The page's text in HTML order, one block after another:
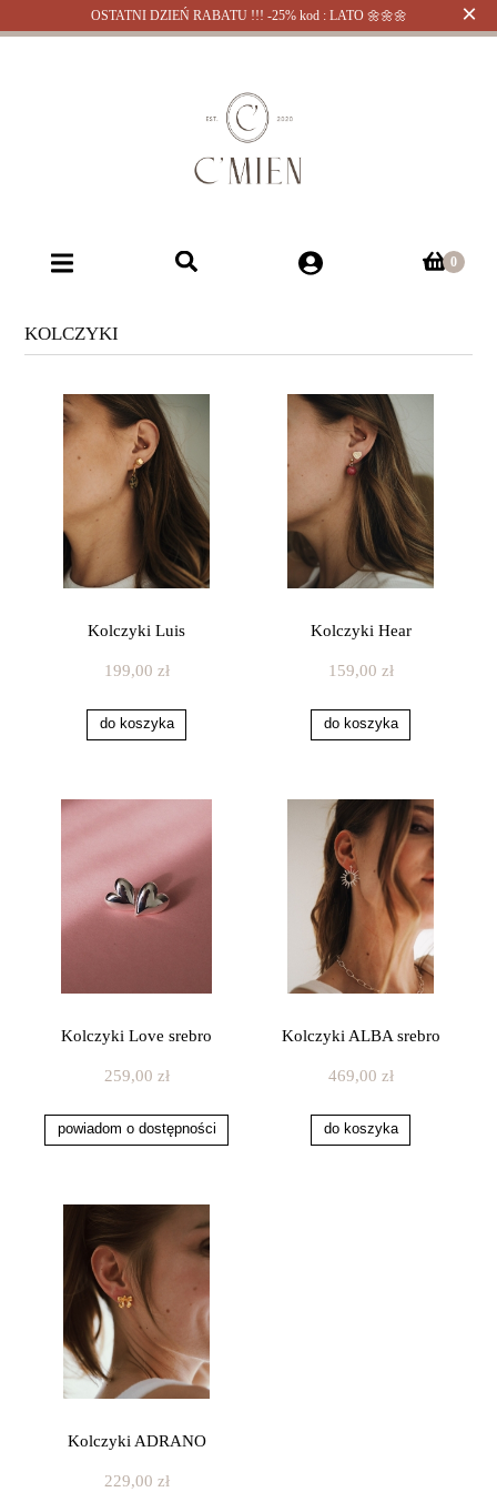
OSTATNI DZIEŃ RABATU !!! -25% kod : LATO 🌼🌼🌼 ×
KOLCZYKI
Kolczyki Luis
199,00 zł
do koszyka
Kolczyki Hear
159,00 zł
do koszyka
Kolczyki Love srebro
259,00 zł
powiadom o dostępności
Kolczyki ALBA srebro
469,00 zł
do koszyka
Kolczyki ADRANO
229,00 zł